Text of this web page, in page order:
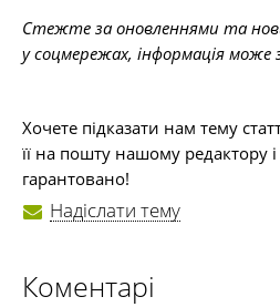
Стежте за оновленнями та
у соцмережах, інформація може
Хочете підказати нам тему
її на пошту нашому редактору
гарантовано!
Надіслати тему
Коментарі